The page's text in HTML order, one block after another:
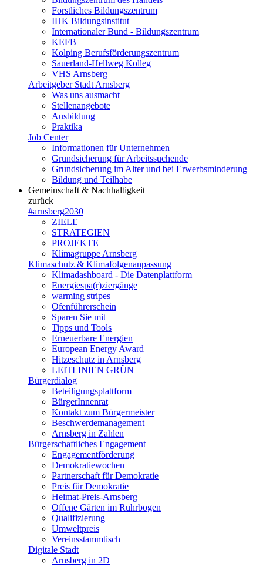
Forstliches Bildungszentrum
IHK Bildungsinstitut
Internationaler Bund - Bildungszentrum
KEFB
Kolping Berufsförderungszentrum
Sauerland-Hellweg Kolleg
VHS Arnsberg
Arbeitgeber Stadt Arnsberg
Was uns ausmacht
Stellenangebote
Ausbildung
Praktika
Job Center
Informationen für Unternehmen
Grundsicherung für Arbeitssuchende
Grundsicherung im Alter und bei Erwerbsminderung
Bildung und Teilhabe
Gemeinschaft & Nachhaltigkeit
zurück
#arnsberg2030
ZIELE
STRATEGIEN
PROJEKTE
Klimagruppe Arnsberg
Klimaschutz & Klimafolgenanpassung
Klimadashboard - Die Datenplattform
Energiespa(r)ziergänge
warming stripes
Ofenführerschein
Sparen Sie mit
Tipps und Tools
Erneuerbare Energien
European Energy Award
Hitzeschutz in Arnsberg
LEITLINIEN GRÜN
Bürgerdialog
Beteiligungsplattform
BürgerInnenrat
Kontakt zum Bürgermeister
Beschwerdemanagement
Arnsberg in Zahlen
Bürgerschaftliches Engagement
Engagementförderung
Demokratiewochen
Partnerschaft für Demokratie
Preis für Demokratie
Heimat-Preis-Arnsberg
Offene Gärten im Ruhrbogen
Qualifizierung
Umweltpreis
Vereinsstammtisch
Digitale Stadt
Arnsberg in 2D